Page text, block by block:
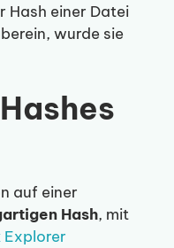
Hash einer Datei
wurde sie
auf einer
Hash, mit
Explorer